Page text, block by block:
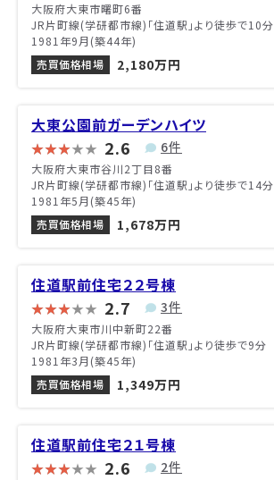
大阪府大東市曙町6番
JR片町線(学研都市線)「住道駅」より徒歩で10分
1981年9月(築44年)
売買価格相場
2,180万円
大東公園前ガーデンハイツ
2.6 6件
大阪府大東市谷川2丁目8番
JR片町線(学研都市線)「住道駅」より徒歩で14分
1981年5月(築45年)
売買価格相場
1,678万円
住道駅前住宅２２号棟
2.7 3件
大阪府大東市川中新町22番
JR片町線(学研都市線)「住道駅」より徒歩で9分
1981年3月(築45年)
売買価格相場
1,349万円
住道駅前住宅２１号棟
2.6 2件